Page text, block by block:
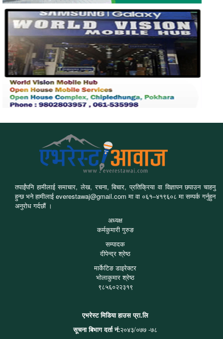
तपाईंपनि हामीलाई समाचार, लेख, रचना, बिचार, प्रतिक्रिया वा विज्ञापन छपाउन चाहनु
हुन्छ भने हामीलाई everestawaj@gmail.com मा वा ०६१–४१९६०८ मा सम्पर्क गर्नुहुन
अनुरोध गर्दछौं ।
अध्यक्ष
कर्मकुमारी गुरुङ
सम्पादक
दीपेन्द्र श्रेष्ठ
मार्केटिङ डाइरेक्टर
भोलाकुमार श्रेष्ठ
९८५६०२२३१९
एभरेस्ट मिडिया हाउस प्रा.लि
सूचना बिभाग दर्ता नं:२०४३/०७७ -७८